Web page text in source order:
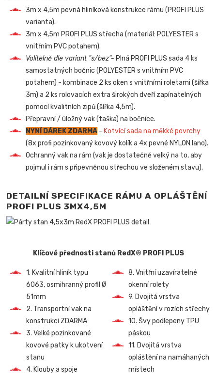
3m x 4,5m pevná hliníková konstrukce rámu (PROFI PLUS
varianta).
3m x 4,5m PROFI PLUS střecha (materiál: POLYESTER s
vnitřním PVC potahem).
Volitelně dle variant "s/bez"- Plná PROFI PLUS sada 4 ks
samostatných bočnic (POLYESTER s vnitřním PVC
potahem) - kombinace 2 ks oken s vnitřními roletami (šířka
3m) a 2 ks rolovacích extra širokých dveří zapínatelných
pomocí kvalitních zipů (šířka 4,5m).
Přepravní / úložný vak (taška) na bočnice.
NYNÍ DÁREK ZDARMA - Kotvící sada na měkké povrchy
(8x profi pozinkovaný kovový kolík a 4x pevné NYLON lano).
Ochranný vak na rám (vak je dostatečně velký na to, aby
pojmul i rám s připevněnou střechou ve složeném stavu).
DETAILNÍ SPECIFIKACE RÁMU A OPLÁŠTĚNÍ
PROFI PLUS 3MX4,5M
Klíčové přednosti stanů RedX® PROFI PLUS
1. Kvalitní hliník typu
6063, osmihranný profil Ø
51mm
2. Transportní vak na
konstrukci ZDARMA
3. Velké pozinkované
kovové patky k ukotvení
stanu
4. Klouby a spoje
8. Vnitřní uzavíratelné
okenní rolety
9. Dvojitá vrstva
opláštění v rozích střechy
10. Švy podlepeny TPU
páskou
11. Dvojitá vrstva
opláštění na namáhaných
místech